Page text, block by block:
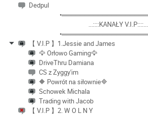
Dedpul
...::::KANAŁY V.I.P::::...
【 V.I.P 】1.Jessie and James
🦅 Orłowo Gaming🦅
DriveThru Damiana
CS z Zyggy'im
🔶 Powrót na siłownie🔷
Schowek Michala
Trading with Jacob
【 V.I.P 】2. W O L N Y